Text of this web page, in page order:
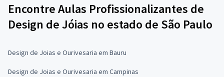
Encontre Aulas Profissionalizantes de
Design de Jóias no estado de São Paulo
Design de Joias e Ourivesaria em Bauru
Design de Joias e Ourivesaria em Campinas